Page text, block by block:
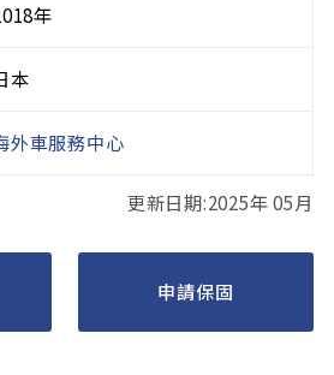
年
本
外車服務中心
更新日期:2025年 05月
申請保固